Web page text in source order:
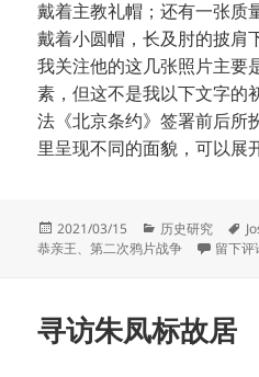
戴着主教礼帽；还有一张质
戴着小圆帽，长及肘的披肩
我关注他的这几张照片主要
素，但这不是我以下文字的
法《北京条约》签署前后所
里呈现不同的面貌，可以展
发
布
2021/03/15
分
类
历史研究
标
签
恭亲王、第二次鸦片战争 于孟振
留下评
寻访朱凤标故居